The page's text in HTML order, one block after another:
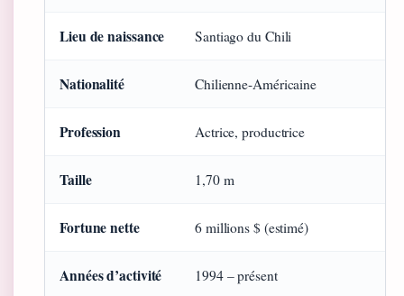
Lieu de naissance Santiago du Chili
Nationalité Chilienne-Américaine
Profession Actrice, productrice
Taille 1,70 m
Fortune nette 6 millions $ (estimé)
Années d’activité 1994 – présent